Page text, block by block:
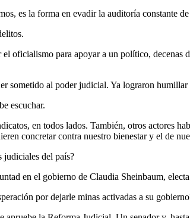
es la forma en evadir la auditoría constante de
oficialismo para apoyar a un político,
sometido al poder judicial. Ya lograron
escuchar.
en todos lados. También, otros actores
concretar contra nuestro bienestar y el de
judiciales del país?
en el gobierno de Claudia Sheinbaum,
por dejarle minas activadas a su